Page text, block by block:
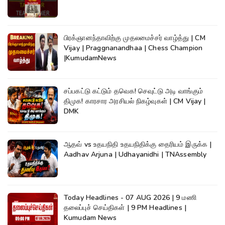
பிரக்ஞானந்தாவிற்கு முதலமைச்சர் வாழ்த்து | CM
Vijay | Praggnanandhaa | Chess Champion
|KumudamNews
சப்பகட்டு கட்டும் தவெக! செவுட்டு அடி வாங்கும்
திமுக! காரசார அரசியல் நிகழ்வுகள் | CM Vijay |
DMK
ஆதவ் vs உதயநிதி உதயநிதிக்கு தைரியம் இருக்க |
Aadhav Arjuna | Udhayanidhi | TNAssembly
Today Headlines - 07 AUG 2026 | 9 மணி
தலைப்புச் செய்திகள் | 9 PM Headlines |
Kumudam News